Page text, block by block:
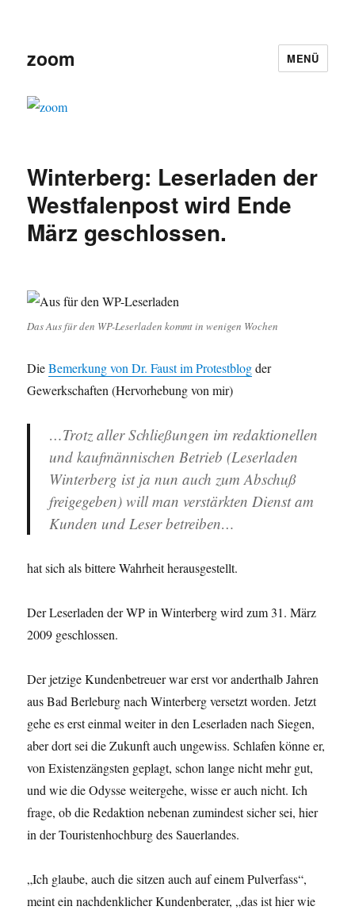
zoom MENÜ
Winterberg: Leserladen der
Westfalenpost wird Ende
März geschlossen.
Das Aus für den WP-Leserladen kommt in wenigen Wochen
DieBemerkung von Dr. Faust im Protestblogder
Gewerkschaften (Hervorhebung von mir)
…Trotz aller Schließungen im redaktionellen
und kaufmännischen Betrieb (Leserladen
Winterberg ist ja nun auch zum Abschuß
freigegeben) will man verstärkten Dienst am
Kunden und Leser betreiben…
hat sich als bittere Wahrheit herausgestellt.
Der Leserladen der WP in Winterberg wird zum 31. März
2009 geschlossen.
Der jetzige Kundenbetreuer war erst vor anderthalb Jahren
aus Bad Berleburg nach Winterberg versetzt worden. Jetzt
gehe es erst einmal weiter in den Leserladen nach Siegen,
aber dort sei die Zukunft auch ungewiss. Schlafen könne er,
von Existenzängsten geplagt, schon lange nicht mehr gut,
und wie die Odysse weitergehe, wisse er auch nicht. Ich
frage, ob die Redaktion nebenan zumindest sicher sei, hier
in der Touristenhochburg des Sauerlandes.
„Ich glaube, auch die sitzen auch auf einem Pulverfass“,
meint ein nachdenklicher Kundenberater, „das ist hier wie